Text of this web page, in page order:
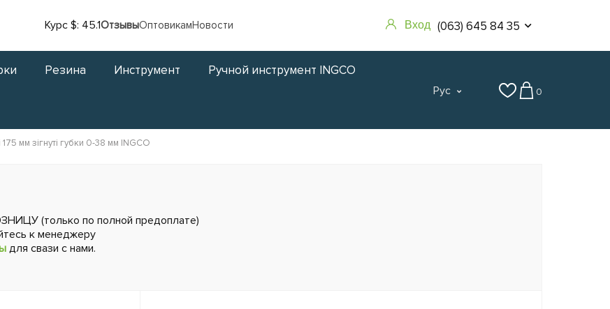
Курс $: 45.1ОтзывыОптовикамНовости Вход (063) 645 84 35
Резина Инструмент Ручной инструмент INGCO
Рус 0
175 мм зігнуті губки 0-38 мм INGCO
(только по полной предоплате)
к менеджеру
для свази с нами.